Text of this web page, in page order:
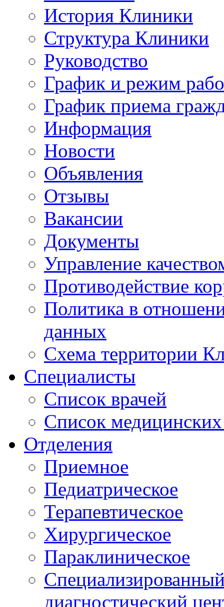
История Клиники
Структура Клиники
Руководство
График и режим
График приема
Информация
Новости
Объявления
Отзывы
Вакансии
Документы
Управление
Противодействие
Политика в
данных
Схема территории
Специалисты
Список врачей
Список медицинских
Отделения
Приемное
Педиатрическое
Терапевтическое
Хирургическое
Параклиническое
диагностический